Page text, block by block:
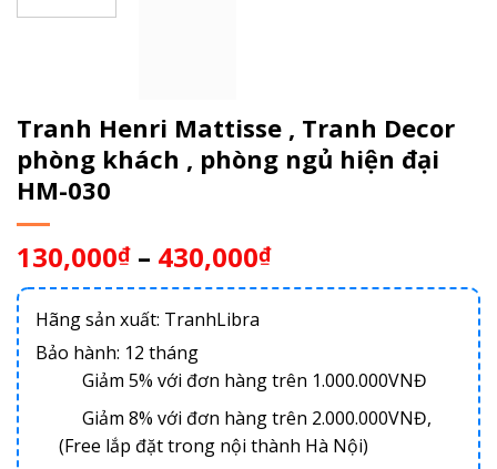
Tranh Henri Mattisse , Tranh Decor
phòng khách , phòng ngủ hiện đại
HM-030
130,000₫ – 430,000₫
Hãng sản xuất: TranhLibra
Bảo hành: 12 tháng
Giảm 5% với đơn hàng trên 1.000.000VNĐ
Giảm 8% với đơn hàng trên 2.000.000VNĐ,
(Free lắp đặt trong nội thành Hà Nội)